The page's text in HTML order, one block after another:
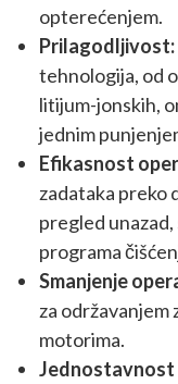
opterećenjem.
Prilagodljivost:
tehnologija, od
litijum-jonskih,
jednim
Efikasnost
zadataka preko
pregled
programa
Smanjenje
za
motorima.